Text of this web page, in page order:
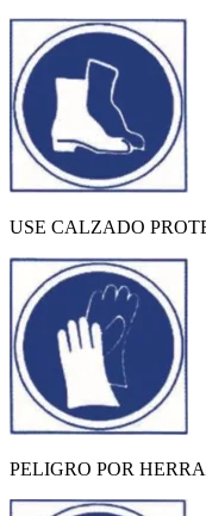
USE CALZADO
PELIGRO POR